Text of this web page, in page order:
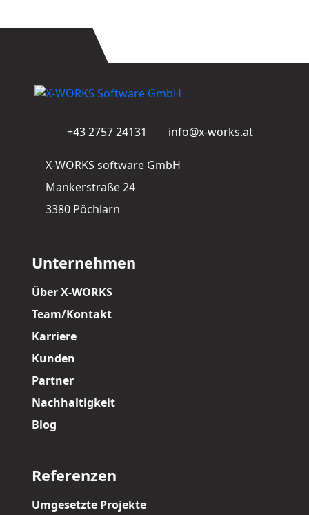
+43 2757 24131 info@x-works.at
X-WORKS software GmbH
Mankerstraße 24
3380 Pöchlarn
Unternehmen
Über X-WORKS
Team/Kontakt
Karriere
Kunden
Partner
Nachhaltigkeit
Blog
Referenzen
Umgesetzte Projekte